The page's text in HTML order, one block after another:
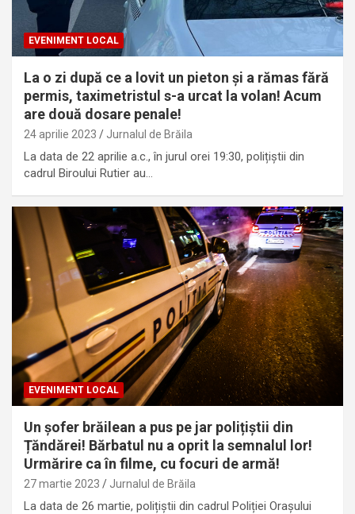
EVENIMENT LOCAL
La o zi după ce a lovit un pieton și a rămas fără
permis, taximetristul s-a urcat la volan! Acum
are două dosare penale!
24 aprilie 2023 Jurnalul de Brăila
La data de 22 aprilie a.c., în jurul orei 19:30, polițiștii din
cadrul Biroului Rutier au…
EVENIMENT LOCAL
Un șofer brăilean a pus pe jar polițiștii din
Țăndărei! Bărbatul nu a oprit la semnalul lor!
Urmărire ca în filme, cu focuri de armă!
27 martie 2023 Jurnalul de Brăila
La data de 26 martie, polițiștii din cadrul Poliției Orașului